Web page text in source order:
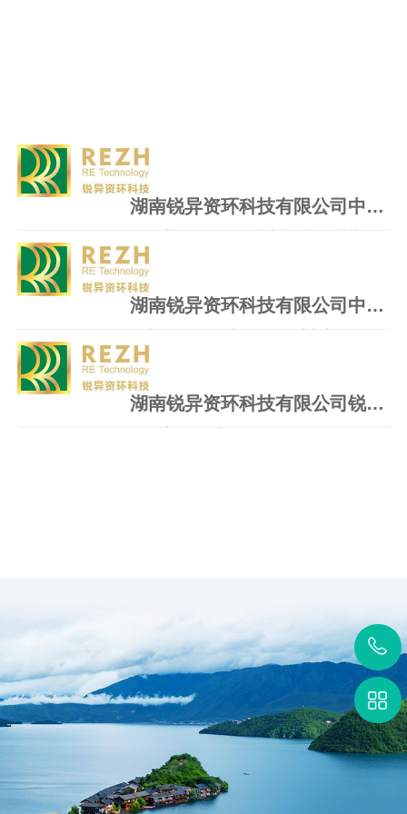
湖南锐异资环科技有限公司中试系统设备采购项目中标（成交）结果公告
公司中试系统设备采购项目二、采购项目编
号：HNBK-2025-004三、中标（..
湖南锐异资环科技有限公司中试系统设备采购项目公开招标公告
科技有限公司中试系统设备采购项目进行公
开招标采购，现将采购事项..
湖南锐异资环科技有限公司锐异资环低碳环保装备技术研发及产业化协同基地工业大数据中心项目中标（成交）结果公告